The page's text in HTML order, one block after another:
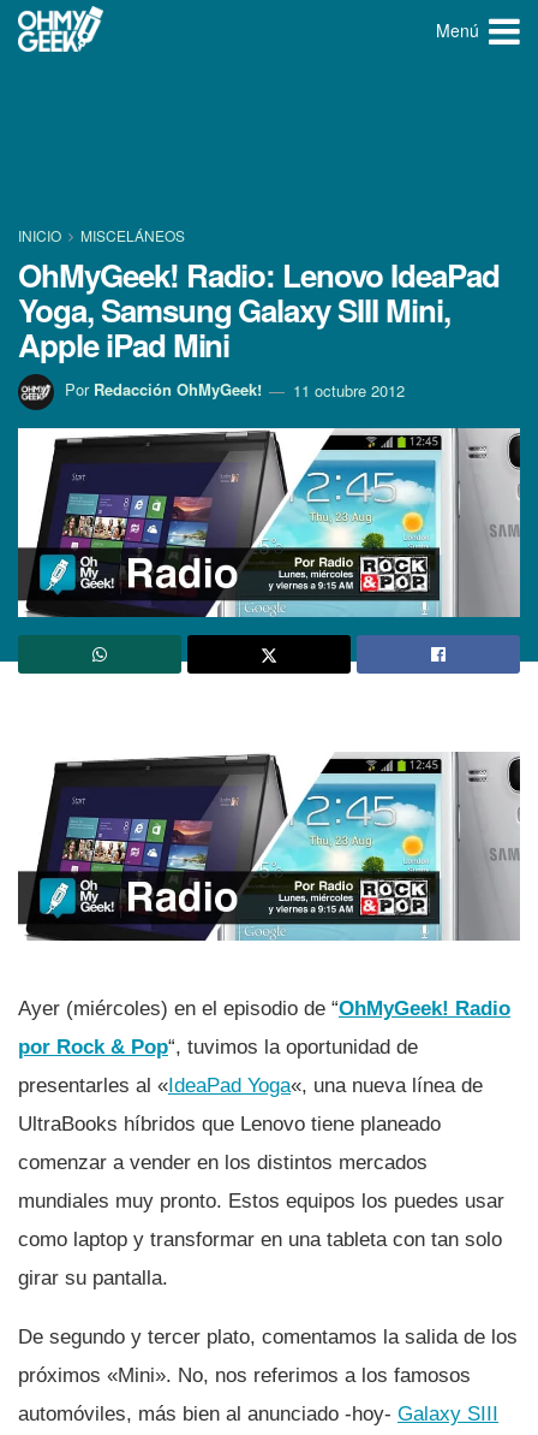
Menú
INICIO MISCELÁNEOS
OhMyGeek! Radio: Lenovo IdeaPad
Yoga, Samsung Galaxy SIII Mini,
Apple iPad Mini
Por Redacción OhMyGeek! 11 octubre 2012
Ayer (miércoles) en el episodio de “OhMyGeek! Radio
por Rock & Pop“, tuvimos la oportunidad de
presentarles al «IdeaPad Yoga«, una nueva lí­nea de
UltraBooks hí­bridos que Lenovo tiene planeado
comenzar a vender en los distintos mercados
mundiales muy pronto. Estos equipos los puedes usar
como laptop y transformar en una tableta con tan solo
girar su pantalla.
De segundo y tercer plato, comentamos la salida de los
próximos «Mini». No, nos referimos a los famosos
automóviles, más bien al anunciado -hoy- Galaxy SIII